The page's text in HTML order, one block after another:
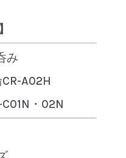
み
A02H
・02N